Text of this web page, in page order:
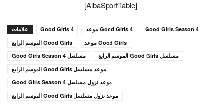
[AlbaSportTable]
علامات Good Girls 4 Good Girls 4 موعد
Good Girls Season 4
Good Girls الموسم الرابع
Good Girls موعد
مسلسل Good Girls Season 4
مسلسل Good Girls الموسم الرابع
موعد مسلسل Good Girls الموسم الرابع
موعد نزول مسلسل Good Girls Season 4
موعد نزول مسلسل Good Girls الموسم الرابع